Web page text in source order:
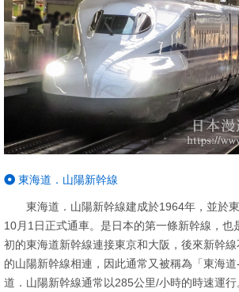
東海道．山陽新幹線
東海道．山陽新幹線建成於1964年，並於東
10月1日正式通車。是日本的第一條新幹線，也
初的東海道新幹線連接東京和大阪，後來新幹
的山陽新幹線相連，因此通常又被稱為「東海
道．山陽新幹線通常以285公里/小時的時速運